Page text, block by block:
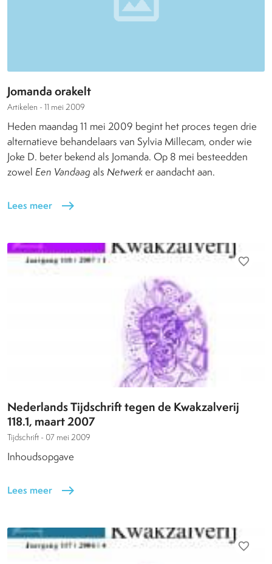
Jomanda orakelt
Artikelen - 11 mei 2009
Heden maandag 11 mei 2009 begint het proces tegen drie
alternatieve behandelaars van Sylvia Millecam, onder wie
Joke D. beter bekend als Jomanda. Op 8 mei besteedden
zowel Een Vandaag als Netwerker aandacht aan.
Lees meer east
favorite_border
Nederlands Tijdschrift tegen de Kwakzalverij
118.1, maart 2007
Tijdschrift - 07 mei 2009
Inhoudsopgave
Lees meer east
favorite_border